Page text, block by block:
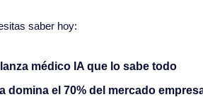
saber hoy:
médico IA que lo sabe todo
domina el 70% del mercado